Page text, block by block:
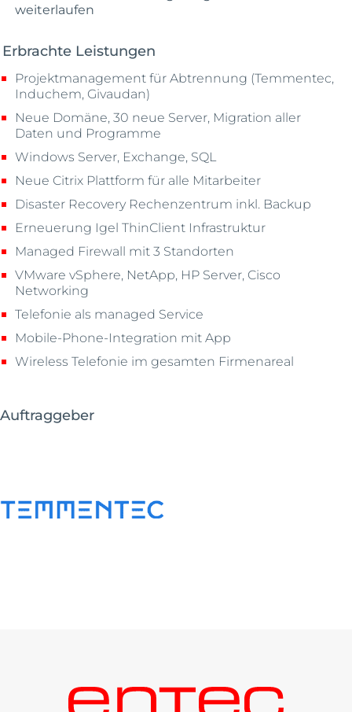
weiterlaufen
Erbrachte Leistungen
Projektmanagement für Abtrennung (Temmentec,
Induchem, Givaudan)
Neue Domäne, 30 neue Server, Migration aller
Daten und Programme
Windows Server, Exchange, SQL
Neue Citrix Plattform für alle Mitarbeiter
Disaster Recovery Rechenzentrum inkl. Backup
Erneuerung Igel ThinClient Infrastruktur
Managed Firewall mit 3 Standorten
VMware vSphere, NetApp, HP Server, Cisco
Networking
Telefonie als managed Service
Mobile-Phone-Integration mit App
Wireless Telefonie im gesamten Firmenareal
Auftraggeber